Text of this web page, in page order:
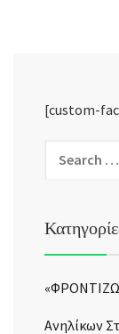
[custom-
Ανηλίκων